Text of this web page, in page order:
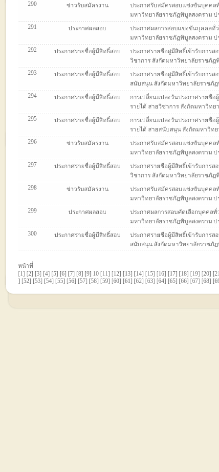
290
ข่าวรับสมัครงาน
ประกาศรับสมัครสอบแข่งขันบุคคล
มหาวิทยาลัยราชภัฏพิบูลสงคราม ป
291
ประกาศผลสอบ
ประกาศผลการสอบแข่งขันบุคคลทั่
มหาวิทยาลัยราชภัฏพิบูลสงคราม ป
292
ประกาศรายชื่อผู้มีสิทธิ์สอบ
ประกาศรายชื่อผู่มีสิทธิ์เข้ารับการ
วิชาการ สังกัดมหาวิทยาลัยราชภัฏ
293
ประกาศรายชื่อผู้มีสิทธิ์สอบ
ประกาศรายชื่อผู่มีสิทธิ์เข้ารับการ
สนับสนุน สังกัดมหาวิทยาลัยราชภัฏ
294
ประกาศรายชื่อผู้มีสิทธิ์สอบ
การเปลี่ยนแปลงวันประกาศรายชื่
รายได้ สายวิชาการ สังกัดมหาวิทย
295
ประกาศรายชื่อผู้มีสิทธิ์สอบ
การเปลี่ยนแปลงวันประกาศรายชื่
รายได้ สายสนับสนุน สังกัดมหาวิท
296
ข่าวรับสมัครงาน
ประกาศรับสมัครสอบแข่งขันบุคคล
มหาวิทยาลัยราชภัฏพิบูลสงคราม ป
297
ประกาศรายชื่อผู้มีสิทธิ์สอบ
ประกาศรายชื่อผู้มีสิทธิ์เข้ารับการ
วิชาการ สังกัดมหาวิทยาลัยราชภัฏ
298
ข่าวรับสมัครงาน
ประกาศรับสมัครสอบแข่งขันบุคคล
มหาวิทยาลัยราชภัฏพิบูลสงคราม ป
299
ประกาศผลสอบ
ประกาศผลการสอบคัดเลือกบุคคลทั่
มหาวิทยาลัยราชภัฏพิบูลสงคราม ป
300
ประกาศรายชื่อผู้มีสิทธิ์สอบ
ประกาศรายชื่อผู้มีสิทธิ์เข้ารับการ
สนับสนุน สังกัดมหาวิทยาลัยราชภัฏ
หน้าที่
[1] [2] [3] [4] [5] [6] [7] [8] [9] 10 [11] [12] [13] [14] [15] [16] [17] [18] [19] [20] [
] [52] [53] [54] [55] [56] [57] [58] [59] [60] [61] [62] [63] [64] [65] [66] [67] [68] [